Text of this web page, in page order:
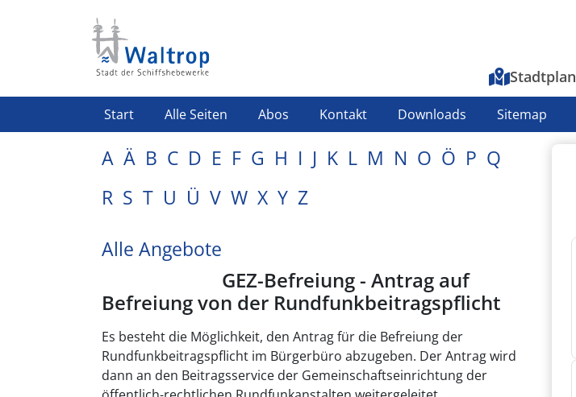
Top-Menu
Stadtplan
Highlight Menü
Start Alle Seiten Abos Kontakt Downloads Sitemap
A Ä B C D E F G H I J K L M N O Ö P Q
R S T U Ü V W X Y Z
Alle Angebote
GEZ-Befreiung - Antrag auf
Befreiung von der Rundfunkbeitragspflicht
Es besteht die Möglichkeit, den Antrag für die Befreiung der
Rundfunkbeitragspflicht im Bürgerbüro abzugeben. Der Antrag wird
dann an den Beitragsservice der Gemeinschafts­einrichtung der